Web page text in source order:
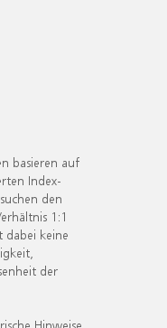
basieren auf
Index-
den
1:1
dabei keine
der